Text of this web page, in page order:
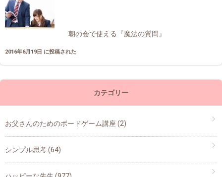
朝の会で使える『魔法の質問』
2016年6月19日 に投稿された
カテゴリー
お父さんのためのボードゲーム講座 (2)
シンプル思考(64)